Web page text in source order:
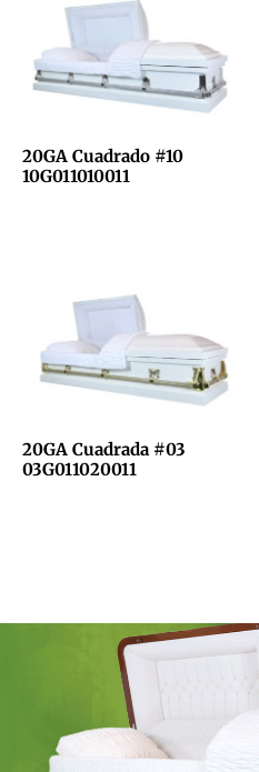
20GA Cuadrado #10
10G011010011
20GA Cuadrada #03
03G011020011